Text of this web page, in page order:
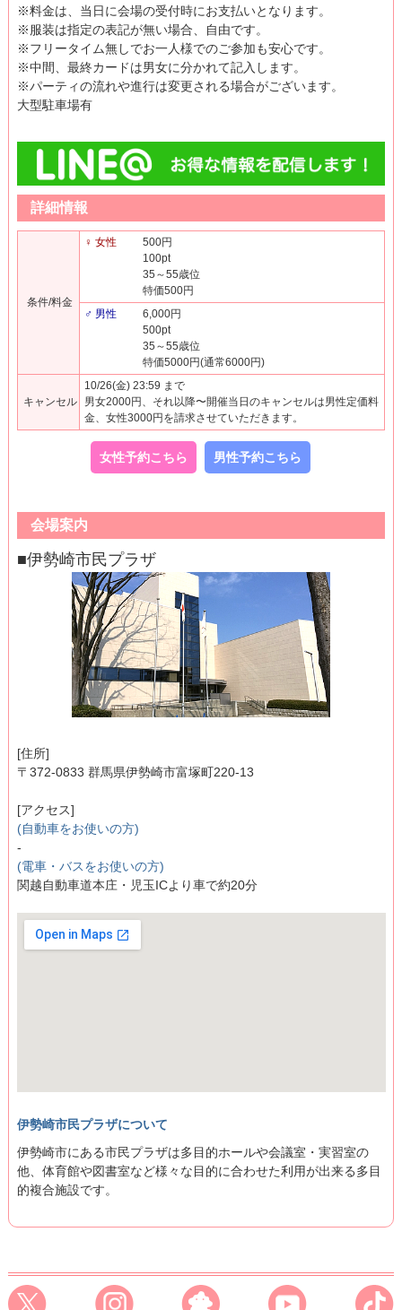
※料金は、当日に会場の受付時にお支払いとなります。
※服装は指定の表記が無い場合、自由です。
※フリータイム無しでお一人様でのご参加も安心です。
※中間、最終カードは男女に分かれて記入します。
※パーティの流れや進行は変更される場合がございます。
大型駐車場有
詳細情報
条件/料金
♀ 女性
500円
100pt
35～55歳位
特価500円
♂ 男性
6,000円
500pt
35～55歳位
特価5000円(通常6000円)
キャンセル
10/26(金) 23:59 まで
男女2000円、それ以降〜開催当日のキャンセルは男性定価料
金、女性3000円を請求させていただきます。
女性予約こちら 男性予約こちら
会場案内
■伊勢崎市民プラザ
[住所]
〒372-0833 群馬県伊勢崎市富塚町220-13
[アクセス]
(自動車をお使いの方)
-
(電車・バスをお使いの方)
関越自動車道本庄・児玉ICより車で約20分
伊勢崎市民プラザについて
伊勢崎市にある市民プラザは多目的ホールや会議室・実習室の
他、体育館や図書室など様々な目的に合わせた利用が出来る多目
的複合施設です。